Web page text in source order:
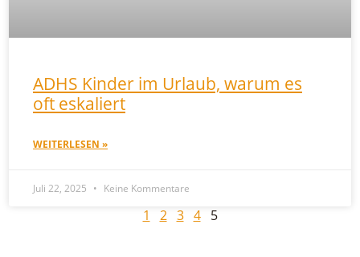
ADHS Kinder im Urlaub, warum es
oft eskaliert
WEITERLESEN »
Juli 22, 2025 Keine Kommentare
1 2 3 4 5